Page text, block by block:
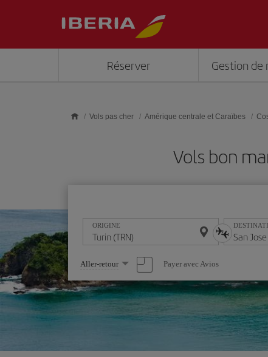
Réserver Gestion de
Vols pas cher Amérique centrale et Caraïbes
Vols bon
ORIGINE
Sélectionnez
une
option
Aller-retour Payer avec Avios